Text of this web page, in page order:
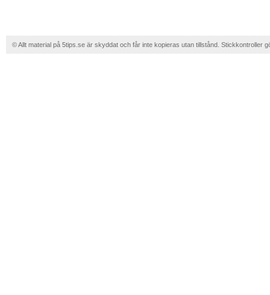
© Allt material på 5tips.se är skyddat och får inte kopieras utan tillstånd. Stickkontroller